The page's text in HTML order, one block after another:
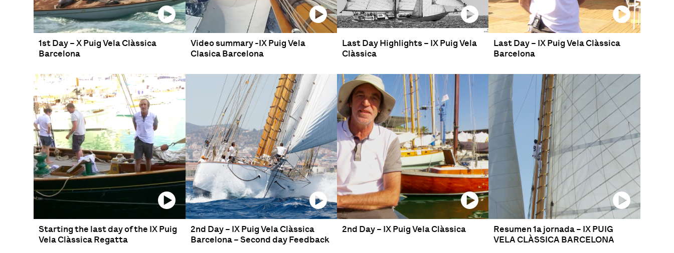
1st Day – X Puig Vela Clàssica
Barcelona
Video summary -IX Puig Vela
Clasica Barcelona
Last Day Highlights – IX Puig Vela
Clàssica
Last Day – IX Puig Vela Clàssica
Barcelona
Starting the last day of the IX Puig
Vela Clàssica Regatta
2nd Day – IX Puig Vela Clàssica
Barcelona – Second day Feedback
2nd Day – IX Puig Vela Clàssica
Resumen 1a jornada – IX PUIG
VELA CLÀSSICA BARCELONA